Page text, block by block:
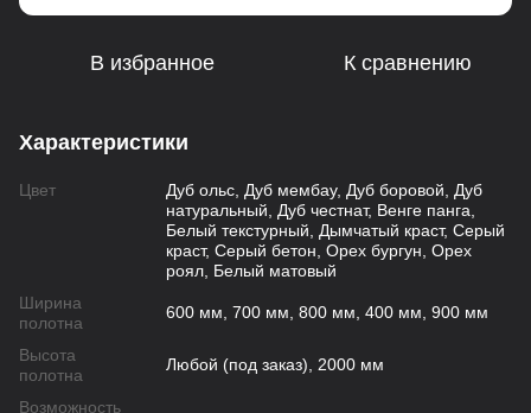
В избранное К сравнению
Характеристики
Цвет
Дуб ольс, Дуб мембау, Дуб боровой, Дуб
натуральный, Дуб честнат, Венге панга,
Белый текстурный, Дымчатый краст, Серый
краст, Серый бетон, Орех бургун, Орех
роял, Белый матовый
Ширина
полотна
600 мм, 700 мм, 800 мм, 400 мм, 900 мм
Высота
полотна
Любой (под заказ), 2000 мм
Возможность